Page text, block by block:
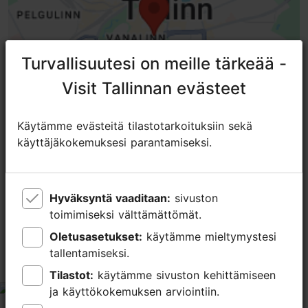
TripAdvisorissa® annetut arviot
tripadvisor rating 5.0 of 5 perustuu
Great experience
tripadvisor rating 5 of 5
Turvallisuutesi on meille tärkeää -
Visit Tallinnan evästeet
Käytämme evästeitä tilastotarkoituksiin sekä
käyttäjäkokemuksesi parantamiseksi.
Hyväksyntä vaaditaan:
toimimiseksi välttämättömät.
Oletusasetukset:
tallentamiseksi.
Tilastot:
ja käyttökokemuksen arviointiin.
Turvallisuutesi on meille tärkeää -
Visit Tallinnan evästeet
Käytämme evästeitä tilastotarkoituksiin sekä
käyttäjäkokemuksesi parantamiseksi.
Hyväksyntä vaaditaan:
toimimiseksi välttämättömät.
Oletusasetukset:
tallentamiseksi.
Tilastot:
ja käyttökokemuksen arviointiin.